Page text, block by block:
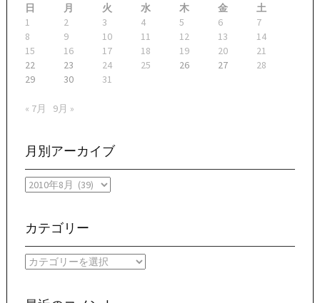
日
月 火 水 木 金
土
1
2 3 4 5 6
7
8
9 10 11 12 13
14
15
16 17 18 19 20
21
22
23 24 25 26 27
28
29
30 31
« 7月 9月 »
月別アーカイブ
月
ー
イ
ブ
カテゴリー
カ